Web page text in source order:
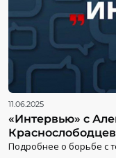
11.06.2025
«Интервью» с
Подробнее о борьбе с